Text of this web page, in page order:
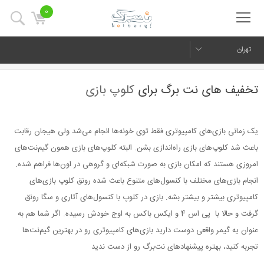
0
تهران
تخفیف های نت برگ برای کلوپ بازی
یک زمانی بازی‌های کامپیوتری فقط توی خونه‌ها انجام می‌شد ولی هیجان رقابت
باعث شد کلوپ‌های بازی راه‌اندازی بشن. البته کلوپ‌های بازی همون گیم‌نت‌های
امروزی هستند که امکان بازی به صورت شبکه‌ای و گروهی در اون‌ها فراهم شده.
انجام بازی‌های مختلف با کنسول‌های متنوع باعث شده رونق کلوپ بازی‌های
کامپیوتری بیشتر و بیشتر بشه. بازی در کلوپ با کنسول‌های آتاری و سگا رونق
گرفت و حالا با پی اس 4 و ایکس باکس به اوج خودش رسیده. اگر شما هم به
عنوان یه گیمر واقعی دوست دارید بازی‌های کامپیوتری رو در بهترین گیم‌نت‌ها
تجربه کنید، بهتره پیشنهادهای نت‌برگ رو از دست ندید